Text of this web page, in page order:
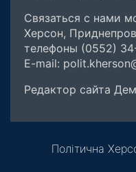
Связаться с нами
Херсон,
телефоны (0552)
E-mail:
Редактор сайта
Політична